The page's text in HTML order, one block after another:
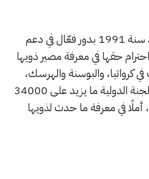
اضطلعت اللجنة الدولية منذ سنة 1991 بدور فعّال في دعم
حقها في معرفة مصير ذويها
في كرواتيا، والبوسنة والهرسك،
وكوسوفو، قدّمت الأسر إلى اللجنة الدولية ما يزيد على 34000
في معرفة ما حدث لذويها